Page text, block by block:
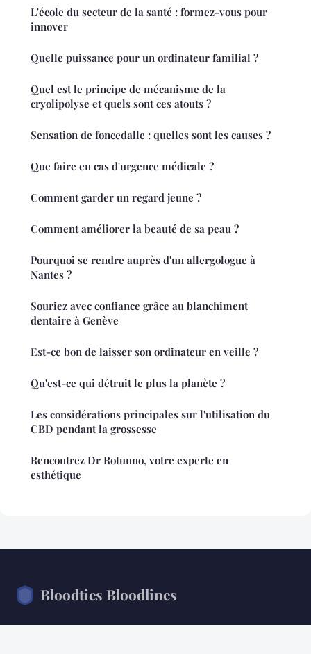
L'école du secteur de la santé : formez-vous pour
innover
Quelle puissance pour un ordinateur familial ?
Quel est le principe de mécanisme de la
cryolipolyse et quels sont ces atouts ?
Sensation de foncedalle : quelles sont les causes ?
Que faire en cas d'urgence médicale ?
Comment garder un regard jeune ?
Comment améliorer la beauté de sa peau ?
Pourquoi se rendre auprès d'un allergologue à
Nantes ?
Souriez avec confiance grâce au blanchiment
dentaire à Genève
Est-ce bon de laisser son ordinateur en veille ?
Qu'est-ce qui détruit le plus la planète ?
Les considérations principales sur l'utilisation du
CBD pendant la grossesse
Rencontrez Dr Rotunno, votre experte en
esthétique
Bloodties Bloodlines